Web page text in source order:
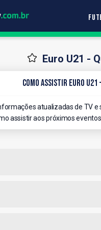
Euro U21 -
Como Assistir Euro
atualizadas de TV e
assistir aos próximos eventos